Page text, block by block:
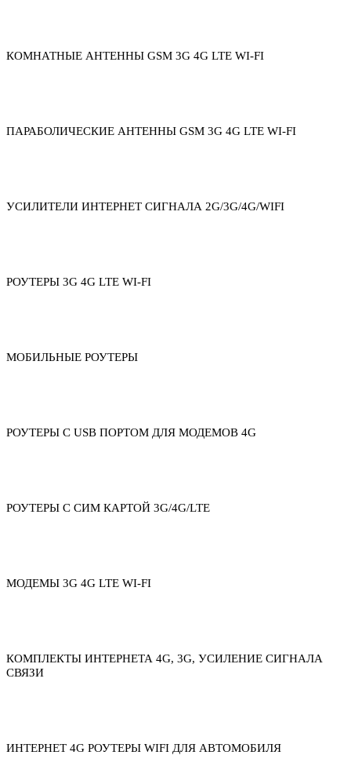
КОМНАТНЫЕ АНТЕННЫ GSM 3G 4G LTE WI-FI
ПАРАБОЛИЧЕСКИЕ АНТЕННЫ GSM 3G 4G LTE WI-FI
УСИЛИТЕЛИ ИНТЕРНЕТ СИГНАЛА 2G/3G/4G/WIFI
РОУТЕРЫ 3G 4G LTE WI-FI
МОБИЛЬНЫЕ РОУТЕРЫ
РОУТЕРЫ С USB ПОРТОМ ДЛЯ МОДЕМОВ 4G
РОУТЕРЫ С СИМ КАРТОЙ 3G/4G/LTE
МОДЕМЫ 3G 4G LTE WI-FI
КОМПЛЕКТЫ ИНТЕРНЕТА 4G, 3G, УСИЛЕНИЕ СИГНАЛА
СВЯЗИ
ИНТЕРНЕТ 4G РОУТЕРЫ WIFI ДЛЯ АВТОМОБИЛЯ